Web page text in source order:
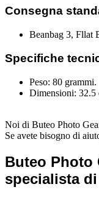
Consegna
Beanbag 3, Fllat
Specifiche
Peso: 80 grammi.
Dimensioni:
Noi di Buteo Photo
Se avete bisogno di
Buteo Photo
specialista